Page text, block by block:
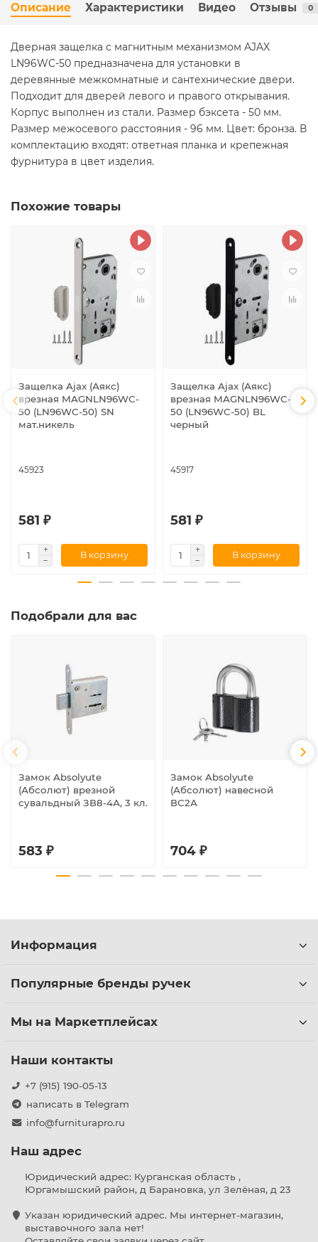
Описание Характеристики Видео Отзывы 0
Дверная защелка с магнитным механизмом AJAX
LN96WC-50 предназначена для установки в
деревянные межкомнатные и сантехнические двери.
Подходит для дверей левого и правого открывания.
Корпус выполнен из стали. Размер бэксета - 50 мм.
Размер межосевого расстояния - 96 мм. Цвет: бронза. В
комплектацию входят: ответная планка и крепежная
фурнитура в цвет изделия.
Похожие товары
Защелка Ajax (Аякс)
врезная MAGNLN96WC-
50 (LN96WC-50) SN
мат.никель
45923
581 ₽
В корзину
Защелка Ajax (Аякс)
врезная MAGNLN96WC-
50 (LN96WC-50) BL
черный
45917
581 ₽
В корзину
Подобрали для вас
Замок Absolyute
(Абсолют) врезной
сувальдный ЗВ8-4А, 3 кл.
583 ₽
Замок Absolyute
(Абсолют) навесной
ВС2А
704 ₽
Информация
Популярные бренды ручек
Мы на Маркетплейсах
Наши контакты
+7 (915) 190-05-13
написать в Telegram
info@furniturapro.ru
Наш адрес
Юридический адрес: Курганская область ,
Юргамышский район, д Барановка, ул Зелёная, д 23
Указан юридический адрес. Мы интернет-магазин,
выставочного зала нет!